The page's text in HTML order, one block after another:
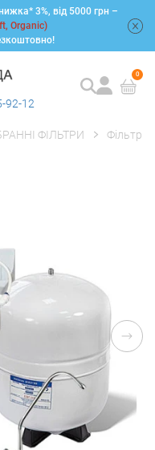
3%, від 5000 грн –
Organic)
92-12
0
ФІЛЬТРИ Фільтри